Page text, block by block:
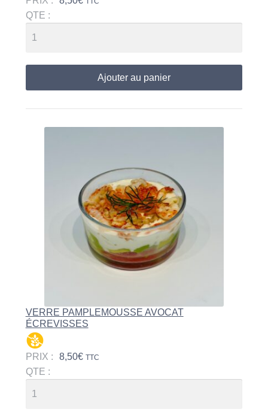
QTE :
Ajouter au panier
VERRE PAMPLEMOUSSE AVOCAT
ÉCREVISSES
PRIX : 8,50€ TTC
QTE :